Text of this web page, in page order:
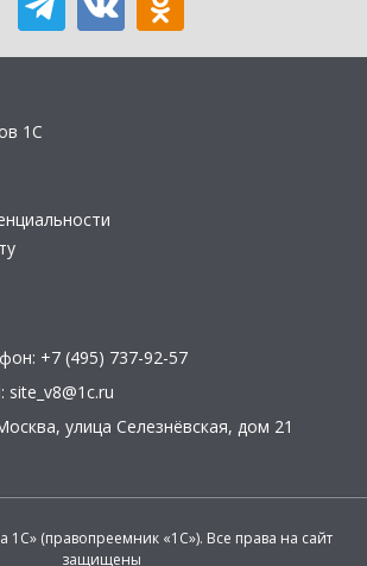
1С
+7 (495) 737-92-57
site_v8@1c.ru
, улица Селезнёвская, дом 21
1С» (правопреемник «1С»). Все права на сайт
защищены